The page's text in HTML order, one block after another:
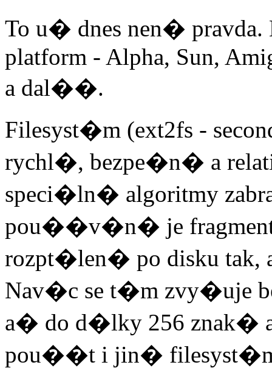
To u� dnes nen� pravda.
platform - Alpha, Sun,
a dal��.
Filesyst�m (ext2fs -
rychl�, bezpe�n� a
speci�ln� algoritmy
pou��v�n� je
rozpt�len� po disku
Nav�c se t�m zvy�uje
a� do d�lky 256 znak�
pou��t i jin�